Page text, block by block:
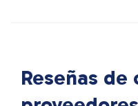
Reseñas